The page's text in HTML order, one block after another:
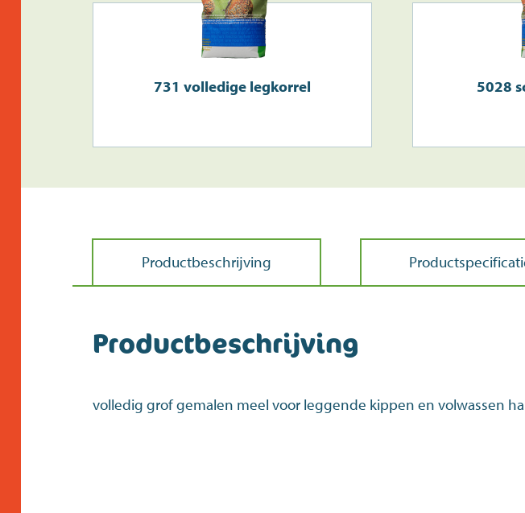
731 volledige legkorrel 5028
Productbeschrijving
Productbeschrijving
volledig grof gemalen meel voor leggende kippen en volwassen